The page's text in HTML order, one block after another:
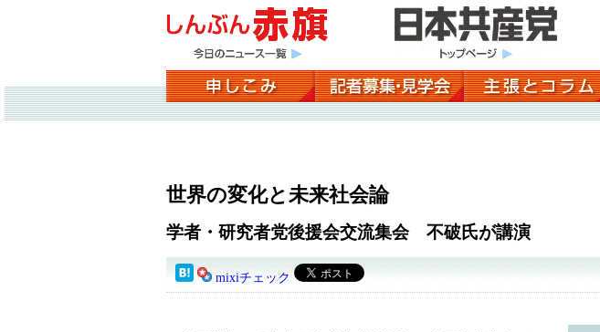
世界の変化と未来社会論
学者・研究者党後援会交流集会 不破氏が講演
mixiチェック